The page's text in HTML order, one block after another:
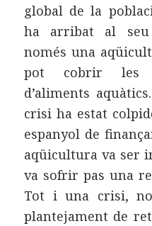
global de la
ha arribat al
només una
pot cobrir les
d’aliments
crisi ha estat
espanyol de
aqüicultura va ser
va sofrir pas una
Tot i una crisi,
plantejament de